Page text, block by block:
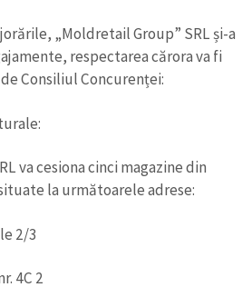
„Moldretail Group” SRL și-a
respectarea cărora va fi
Consiliul Concurenței:
va cesiona cinci magazine din
la următoarele adrese:
2/3
4C 2